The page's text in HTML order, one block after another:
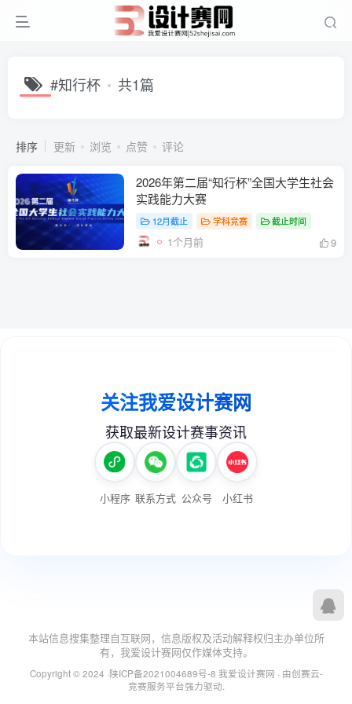
#知行杯 共1篇
排序 更新 浏览 点赞 评论
2026年第二届“知行杯”全国大学生社会
实践能力大赛
12月截止 学科竞赛 截止时间
1个月前 9
本站信息搜集整理自互联网，信息版权及活动解释权归主办单位所
有，我爱设计赛网仅作媒体支持。
Copyright © 2024 ·陕ICP备2021004689号-8 我爱设计赛网 · 由创赛云-
竞赛服务平台强力驱动.